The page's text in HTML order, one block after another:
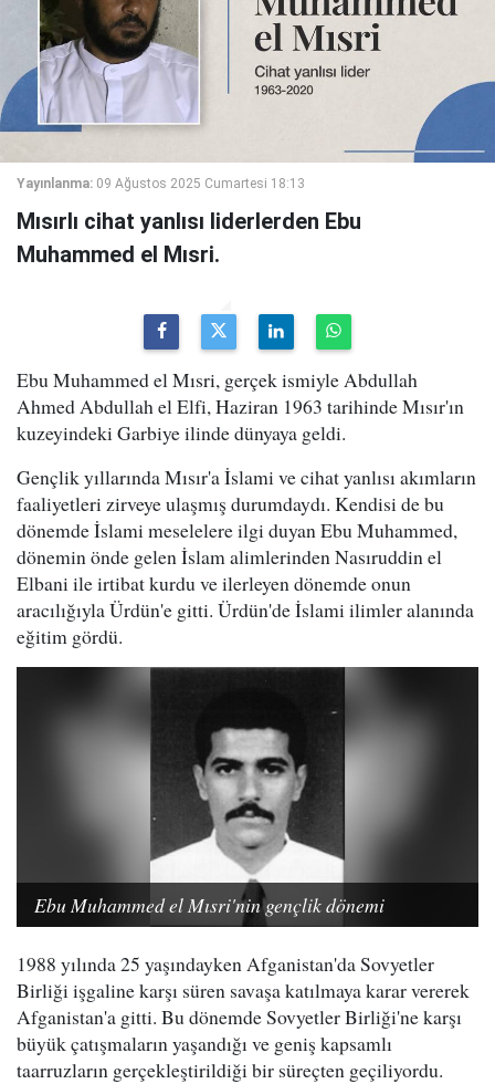
Yayınlanma: 09 Ağustos 2025 Cumartesi 18:13
Mısırlı cihat yanlısı liderlerden Ebu
Muhammed el Mısri.
Ebu Muhammed el Mısri, gerçek ismiyle Abdullah
Ahmed Abdullah el Elfi, Haziran 1963 tarihinde Mısır'ın
kuzeyindeki Garbiye ilinde dünyaya geldi.
Gençlik yıllarında Mısır'a İslami ve cihat yanlısı akımların
faaliyetleri zirveye ulaşmış durumdaydı. Kendisi de bu
dönemde İslami meselelere ilgi duyan Ebu Muhammed,
dönemin önde gelen İslam alimlerinden Nasıruddin el
Elbani ile irtibat kurdu ve ilerleyen dönemde onun
aracılığıyla Ürdün'e gitti. Ürdün'de İslami ilimler alanında
eğitim gördü.
Ebu Muhammed el Mısri'nin gençlik dönemi
1988 yılında 25 yaşındayken Afganistan'da Sovyetler
Birliği işgaline karşı süren savaşa katılmaya karar vererek
Afganistan'a gitti. Bu dönemde Sovyetler Birliği'ne karşı
büyük çatışmaların yaşandığı ve geniş kapsamlı
taarruzların gerçekleştirildiği bir süreçten geçiliyordu.